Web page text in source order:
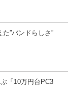
”バンドらしさ”
「10万円台PC3